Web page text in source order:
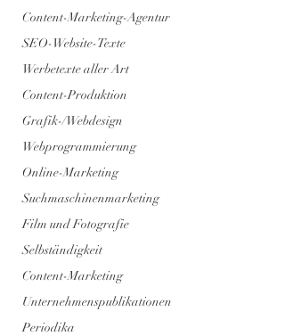
Content-Marketing-Agentur
SEO-Website-Texte
Werbetexte aller Art
Content-Produktion
Grafik-/Webdesign
Webprogrammierung
Online-Marketing
Suchmaschinenmarketing
Film und Fotografie
Selbständigkeit
Content-Marketing
Unternehmenspublikationen
Periodika